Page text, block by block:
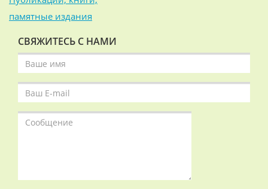
памятные издания
СВЯЖИТЕСЬ С НАМИ